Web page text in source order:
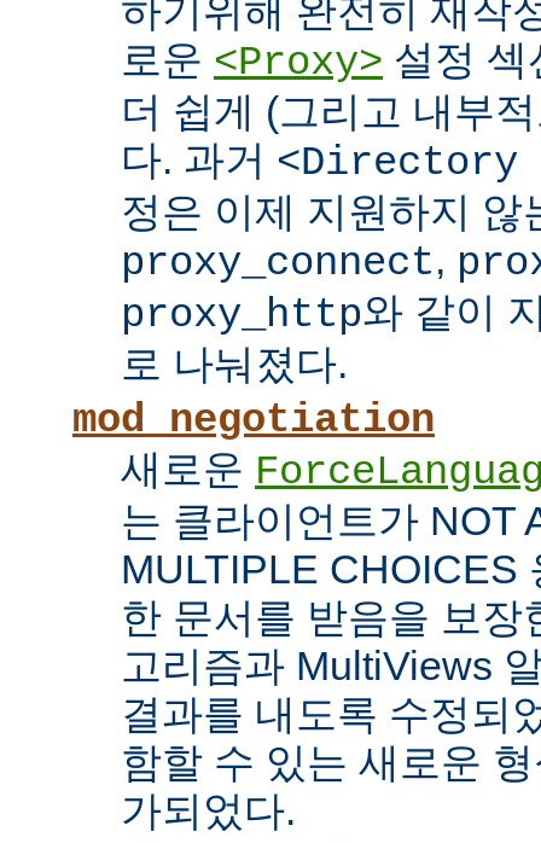
하기위해 완전히 재작
로운 <Proxy> 설정 섹
더 쉽게 (그리고 내부
다. 과거
정은 이제 지원하지 않
proxy_connect,
proxy_http와 같이
로 나눠졌다.
mod_negotiation
새로운
는 클라이언트가 NOT
MULTIPLE CHOICES
한 문서를 받음을 보장
고리즘과 MultiViews
결과를 내도록 수정되
함할 수 있는 새로운
가되었다.